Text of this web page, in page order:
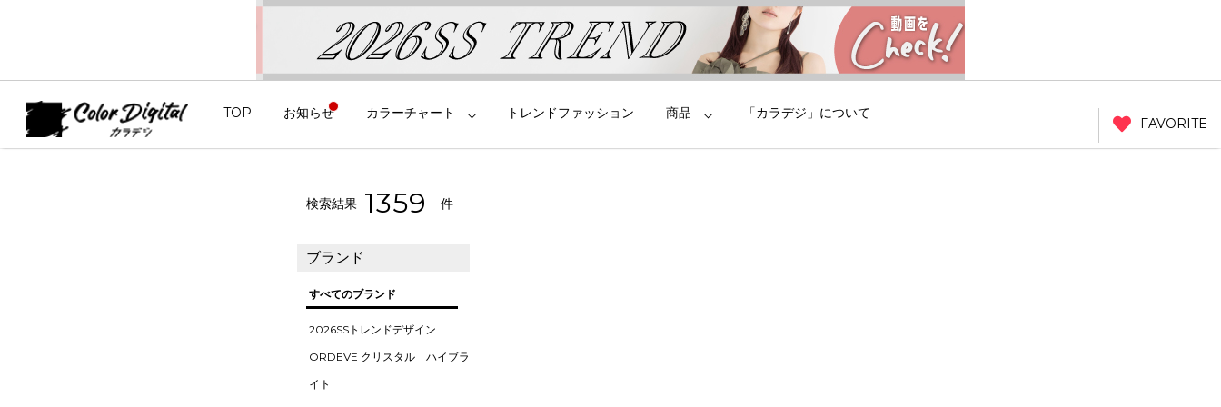
TOP お知らせ カラーチャート トレンドファッション 商品 「カラデジ」について
FAVORITE
検索結果 1370 件
ブランド
すべてのブランド
2026SSトレンドデザイン
ORDEVE クリスタル ハイブラ
イト